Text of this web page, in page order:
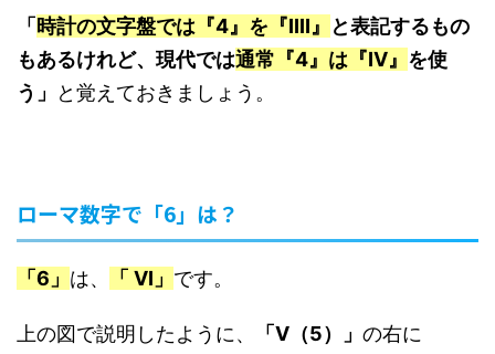
「 時計の文字盤では『4』を『IIII』
と表記するもの
もあるけれど、現代では通常『4』は『IV』 を使
う」
と覚えておきましょう。
ローマ数字で「6」は？
「6」 は、 「 VI」 です。
上の図で説明したように、 「V（5）」 の右に